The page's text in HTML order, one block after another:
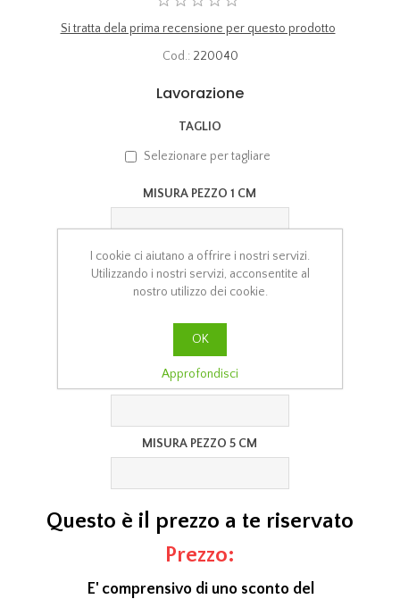
Si tratta dela prima recensione per questo prodotto
Cod.: 220040
Lavorazione
TAGLIO
Selezionare per tagliare
MISURA PEZZO 1 CM
MISURA PEZZO 2 CM
MISURA PEZZO 4 CM
MISURA PEZZO 5 CM
Questo è il prezzo a te riservato
Prezzo:
E' comprensivo di uno sconto del
I cookie ci aiutano a offrire i nostri servizi.
Utilizzando i nostri servizi, acconsentite al
nostro utilizzo dei cookie.
OK
Approfondisci